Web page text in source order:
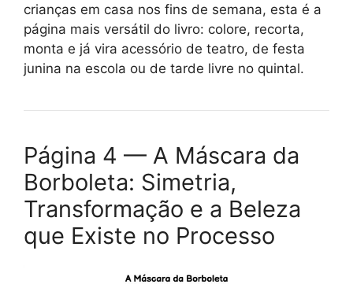
crianças em casa nos fins de semana, esta é a
página mais versátil do livro: colore, recorta,
monta e já vira acessório de teatro, de festa
junina na escola ou de tarde livre no quintal.
Página 4 — A Máscara da
Borboleta: Simetria,
Transformação e a Beleza
que Existe no Processo